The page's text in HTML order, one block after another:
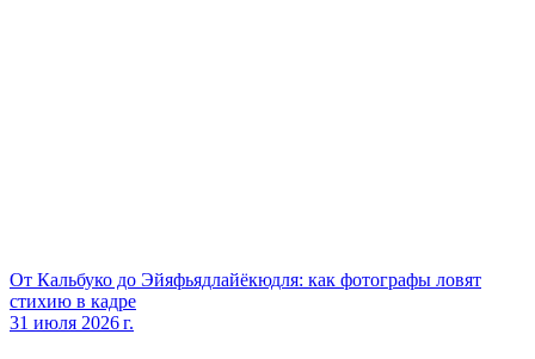
От Кальбуко до Эйяфьядлайёкюдля: как фотографы ловят
стихию в кадре
31 июля 2026 г.